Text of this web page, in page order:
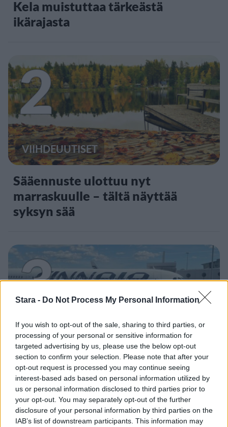
Stara - Do Not Process My Personal Information
If you wish to opt-out of the sale, sharing to third parties, or
processing of your personal or sensitive information for
targeted advertising by us, please use the below opt-out
section to confirm your selection. Please note that after your
opt-out request is processed you may continue seeing
interest-based ads based on personal information utilized by
us or personal information disclosed to third parties prior to
your opt-out. You may separately opt-out of the further
disclosure of your personal information by third parties on the
IAB’s list of downstream participants. This information may
Kela muistuttaa tärkeästä
ikärajasta
2
VIIHDEUUTISET
Sääennuste ulottuu nyt
marraskuulle – tältä näyttää
syksyn sää
3
MATKAILU
Finnairin lennoista osan lentää
jatkossa toinen lentoyhtiö –
matkustajille tärkeä rajoitus